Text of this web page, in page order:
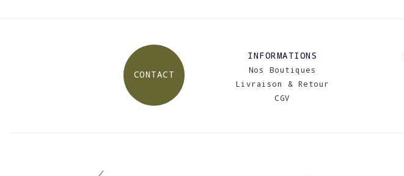
CONTACT
INFORMATIONS
Nos Boutiques
Livraison & Retour
CGV